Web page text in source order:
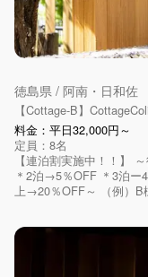
徳島県 / 阿南・日和佐
【Cottage-B】
料金：平日32,000円～
定員：8名
【連泊割実施中！！】
＊2泊→5％OFF ＊3泊
上→20％OFF～ （例）B